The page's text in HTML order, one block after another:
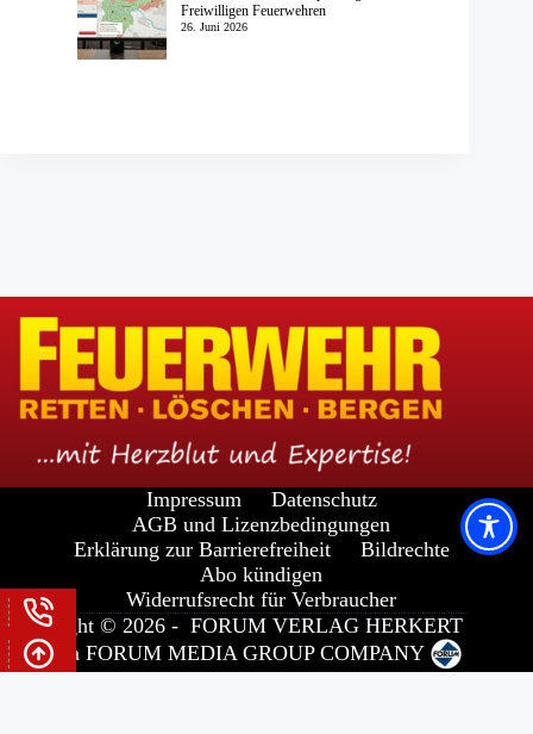
Freiwilligen Feuerwehren
26. Juni 2026
Impressum
Datenschutz
AGB und Lizenzbedingungen
Erklärung zur Barrierefreiheit
Bildrechte
Abo kündigen
Widerrufsrecht für Verbraucher
Copyright © 2026 - FORUM VERLAG HERKERT
GMBH
aFORUM MEDIA GROUPCOMPANY